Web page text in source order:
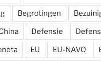
Begrotingen
Defensie
EU EU-NAVO